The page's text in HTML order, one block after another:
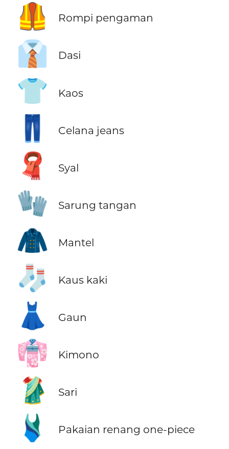
🦺 Rompi pengaman
👔 Dasi
👕 Kaos
👖 Celana jeans
🧣 Syal
🧤 Sarung tangan
🧥 Mantel
🧦 Kaus kaki
👗 Gaun
👘 Kimono
🥻 Sari
🩱 Pakaian renang one-piece